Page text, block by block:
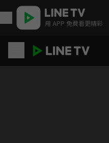
用 APP 免費看更精彩